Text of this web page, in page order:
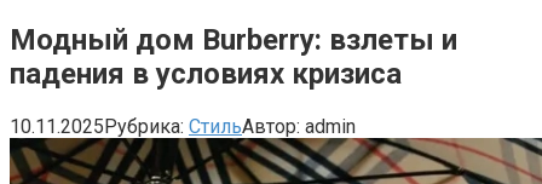
Модный дом Burberry: взлеты и
падения в условиях кризиса
10.11.2025Рубрика: СтильАвтор: admin